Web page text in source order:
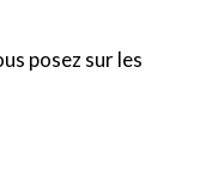
posez sur les